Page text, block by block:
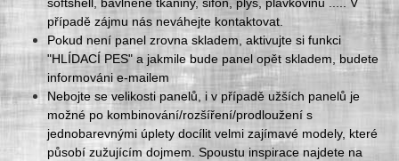
softshell, bavlněné tkaniny, šifon, plyš, plavkovinu ..... V
případě zájmu nás neváhejte kontaktovat.
Pokud není panel zrovna skladem, aktivujte si funkci
"HLÍDACÍ PES" a jakmile bude panel opět skladem, budete
informováni e-mailem
Nebojte se velikosti panelů, i v případě užších panelů je
možné po kombinování/rozšíření/prodloužení s
jednobarevnými úplety docílit velmi zajímavé modely, které
působí zužujícím dojmem. Spoustu inspirace najdete na